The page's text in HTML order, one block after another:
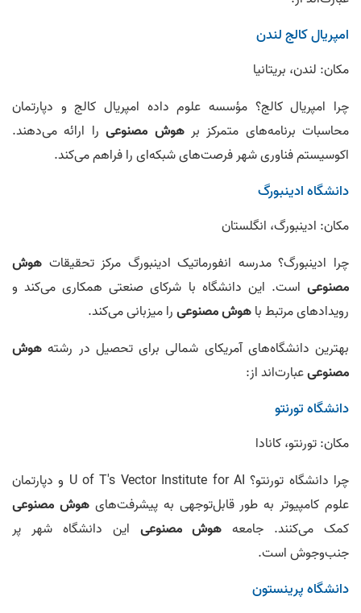
امپریال کالج لندن
مکان: لندن، بریتانیا
چرا امپریال کالج؟ مؤسسه علوم داده امپریال کالج و دپارتمان
محاسبات برنامه‌های متمرکز برهوش مصنوعیرا ارائه می‌دهند.
اکوسیستم فناوری شهر فرصت‌های شبکه‌ای را فراهم می‌کند.
دانشگاه ادینبورگ
مکان: ادینبورگ، انگلستان
چرا ادینبورگ؟ مدرسه انفورماتیک ادینبورگ مرکز تحقیقات هوش
مصنوعی است. این دانشگاه با شرکای صنعتی همکاری می‌کند و
رویدادهای مرتبط باهوش مصنوعیرا میزبانی می‌کند.
بهترین دانشگاه‌های آمریکای شمالی برای تحصیل در رشته هوش
مصنوعیعبارت‌اند از:
دانشگاه تورنتو
مکان: تورنتو، کانادا
چرا دانشگاه تورنتو؟ U of T's Vector Institute for AI و دپارتمان
علوم کامپیوتر به طور قابل‌توجهی به پیشرفت‌های هوش مصنوعی
کمک می‌کنند. جامعه هوش مصنوعی این دانشگاه شهر پر
جنب‌وجوش است.
دانشگاه پرینستون